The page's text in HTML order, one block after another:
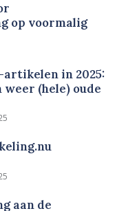
op voormalig
artikelen in 2025:
(hele) oude
aan de